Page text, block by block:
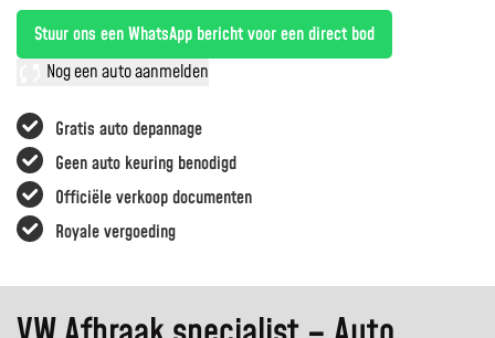
Gratis auto depannage
Geen auto keuring benodigd
Officiële verkoop documenten
Royale vergoeding
Stuur ons een WhatsApp bericht voor een direct bod
Nog een auto aanmelden